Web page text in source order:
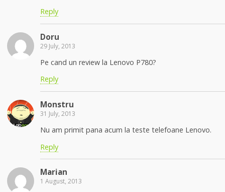
Reply
Doru
29 July, 2013
Pe cand un review la Lenovo P780?
Reply
Monstru
31 July, 2013
Nu am primit pana acum la teste telefoane Lenovo.
Reply
Marian
1 August, 2013